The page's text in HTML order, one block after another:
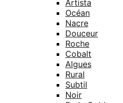
Artista
Océan
Nacre
Douceur
Roche
Cobalt
Algues
Rural
Subtil
Noir